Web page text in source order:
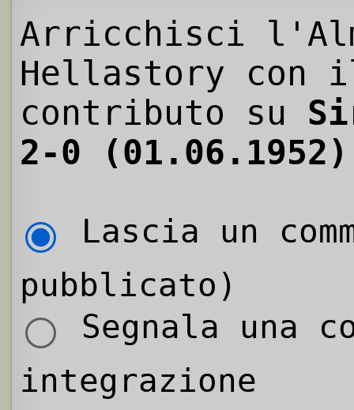
Arricchisci
Hellastory con
contributo su
2-0 (01.06.1952)
Lascia un
pubblicato)
Segnala una
integrazione